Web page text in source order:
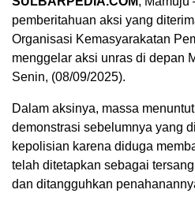
pemberitahuan aksi yang
Organisasi Kemasyarakatan
menggelar aksi unras di depan
Senin, (08/09/2025).
Dalam aksinya, massa
demonstrasi sebelumnya yang
kepolisian karena diduga
telah ditetapkan sebagai
dan ditangguhkan